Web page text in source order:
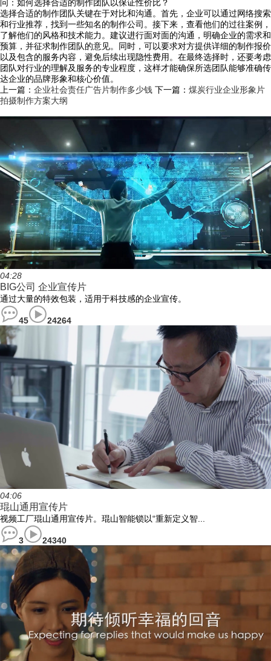
问：如何选择合适的制作团队以保证性价比？
选择合适的制作团队关键在于对比和沟通。首先，企业可以通过网络搜索
和行业推荐，找到一些知名的制作公司。接下来，查看他们的过往案例，
了解他们的风格和技术能力。建议进行面对面的沟通，明确企业的需求和
预算，并征求制作团队的意见。同时，可以要求对方提供详细的制作报价
以及包含的服务内容，避免后续出现隐性费用。在最终选择时，还要考虑
团队对行业的理解及服务的专业程度，这样才能确保所选团队能够准确传
达企业的品牌形象和核心价值。
上一篇： 企业社会责任广告片制作多少钱 下一篇： 煤炭行业企业形象片
拍摄制作方案大纲
04:28
BIG公司 企业宣传片
通过大量的特效包装，适用于科技感的企业宣传。
45 24264
04:06
琨山通用宣传片
视频工厂琨山通用宣传片。琨山智能锁以“重新定义智...
3 24340